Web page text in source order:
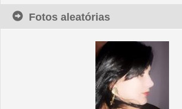
Fotos aleatórias